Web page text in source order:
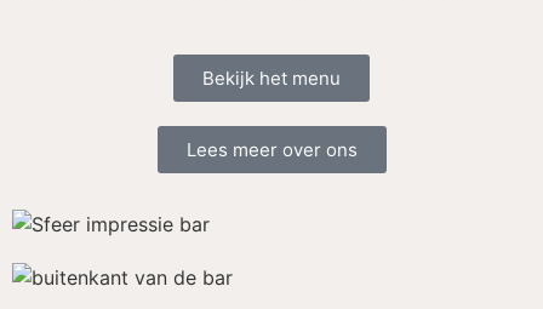
Bekijk het menu
Lees meer over ons